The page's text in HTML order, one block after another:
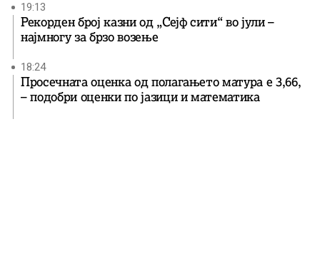
19:13
Рекорден број казни од „Сејф сити“ во јули –
најмногу за брзо возење
18:24
Просечната оценка од полагањето матура е 3,66,
– подобри оценки по јазици и математика